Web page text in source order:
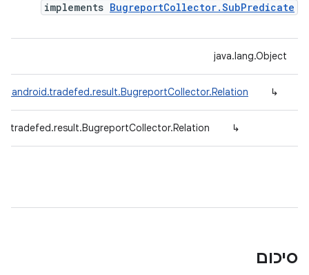
implements BugreportCollector.SubPredicate
java.lang.Object
↳
↳
סיכום